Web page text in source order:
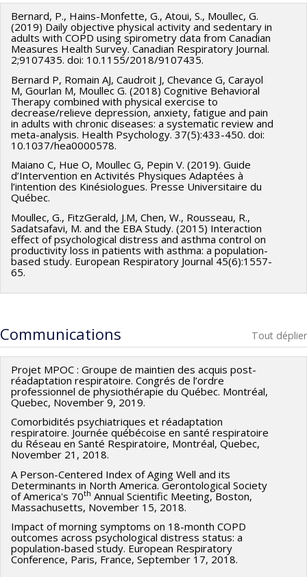
Programmes de subvention :
PVXXXXXX-Réseaux
thématiques de recherche
Bernard, P., Hains-Monfette, G., Atoui, S., Moullec, G.
(2019) Daily objective physical activity and sedentary in
adults with COPD using spirometry data from Canadian
Measures Health Survey. Canadian Respiratory Journal.
2;9107435. doi: 10.1155/2018/9107435.
Bernard P, Romain AJ, Caudroit J, Chevance G, Carayol
M, Gourlan M, Moullec G. (2018) Cognitive Behavioral
Therapy combined with physical exercise to
decrease/relieve depression, anxiety, fatigue and pain
in adults with chronic diseases: a systematic review and
meta-analysis. Health Psychology. 37(5):433-450. doi:
10.1037/hea0000578.
Maiano C, Hue O, Moullec G, Pepin V. (2019). Guide
d’Intervention en Activités Physiques Adaptées à
l’intention des Kinésiologues. Presse Universitaire du
Québec.
Moullec, G., FitzGerald, J.M, Chen, W., Rousseau, R.,
Sadatsafavi, M. and the EBA Study. (2015) Interaction
effect of psychological distress and asthma control on
productivity loss in patients with asthma: a population-
based study. European Respiratory Journal 45(6):1557-
65.
Communications Tout déplier
Projet MPOC : Groupe de maintien des acquis post-
réadaptation respiratoire. Congrés de l’ordre
professionnel de physiothérapie du Québec. Montréal,
Quebec, November 9, 2019.
Comorbidités psychiatriques et réadaptation
respiratoire. Journée québécoise en santé respiratoire
du Réseau en Santé Respiratoire, Montréal, Quebec,
November 21, 2018.
A Person-Centered Index of Aging Well and its
Determinants in North America. Gerontological Society
of America's 70th Annual Scientific Meeting, Boston,
Massachusetts, November 15, 2018.
Impact of morning symptoms on 18-month COPD
outcomes across psychological distress status: a
population-based study. European Respiratory
Conference, Paris, France, September 17, 2018.